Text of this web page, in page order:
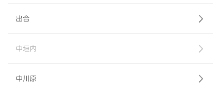
出合
中垣内
中川原